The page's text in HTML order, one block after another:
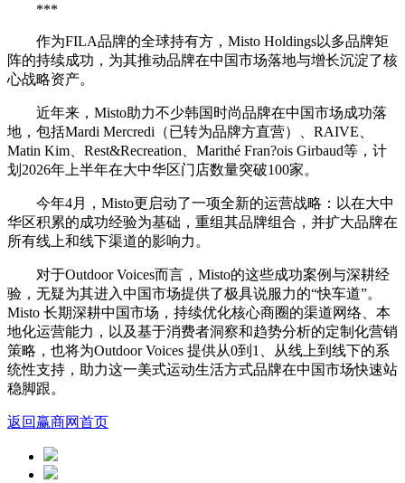
***
作为FILA品牌的全球持有方，Misto Holdings以多品牌矩
阵的持续成功，为其推动品牌在中国市场落地与增长沉淀了核
心战略资产。
近年来，Misto助力不少韩国时尚品牌在中国市场成功落
地，包括Mardi Mercredi（已转为品牌方直营）、RAIVE、
Matin Kim、Rest&Recreation、Marithé Fran?ois Girbaud等，计
划2026年上半年在大中华区门店数量突破100家。
今年4月，Misto更启动了一项全新的运营战略：以在大中
华区积累的成功经验为基础，重组其品牌组合，并扩大品牌在
所有线上和线下渠道的影响力。
对于Outdoor Voices而言，Misto的这些成功案例与深耕经
验，无疑为其进入中国市场提供了极具说服力的“快车道”。
Misto 长期深耕中国市场，持续优化核心商圈的渠道网络、本
地化运营能力，以及基于消费者洞察和趋势分析的定制化营销
策略，也将为Outdoor Voices 提供从0到1、从线上到线下的系
统性支持，助力这一美式运动生活方式品牌在中国市场快速站
稳脚跟。
返回赢商网首页